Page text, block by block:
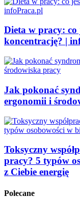
Dieta w pracy: co
koncentrację? |
Jak pokonać
ergonomii i
Toksyczny
pracy? 5 typów
z Ciebie energię
Polecane